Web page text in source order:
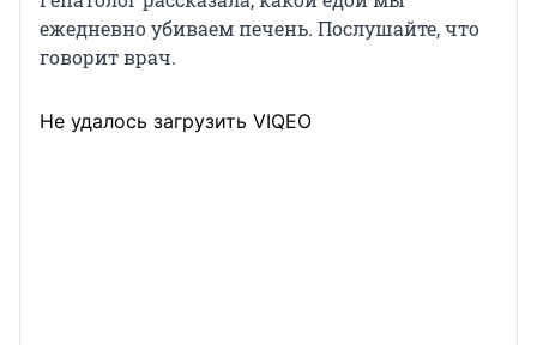
ежедневно убиваем печень. Послушайте, что
говорит врач.
Не удалось загрузить VIQEO